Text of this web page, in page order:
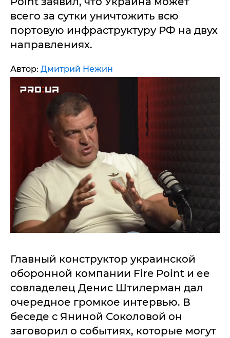
всего за сутки уничтожить всю
портовую инфраструктуру РФ на двух
направлениях.
Автор: Дмитрий Нежин
Главный конструктор украинской
оборонной компании Fire Point и ее
совладелец Денис Штилерман дал
очередное громкое интервью. В
беседе с Яниной Соколовой он
заговорил о событиях, которые могут